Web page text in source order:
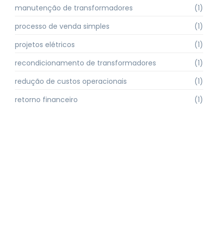
manutenção de transformadores
(1)
processo de venda simples
(1)
projetos elétricos
(1)
recondicionamento de transformadores
(1)
redução de custos operacionais
(1)
retorno financeiro
(1)